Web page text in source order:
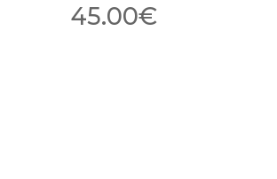
45.00€